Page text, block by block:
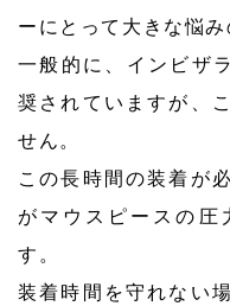
ーにとって大きな悩み
一般的に、インビザ
奨されていますが、
せん。
この長時間の装着が
がマウスピースの圧
す。
装着時間を守れない